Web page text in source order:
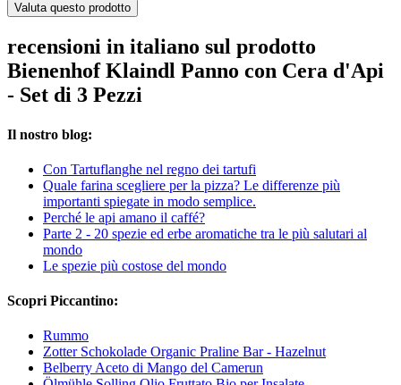
Valuta questo prodotto
recensioni in italiano sul prodotto
Bienenhof Klaindl Panno con Cera d'Api
- Set di 3 Pezzi
Il nostro blog:
Con Tartuflanghe nel regno dei tartufi
Quale farina scegliere per la pizza? Le differenze più
importanti spiegate in modo semplice.
Perché le api amano il caffé?
Parte 2 - 20 spezie ed erbe aromatiche tra le più salutari al
mondo
Le spezie più costose del mondo
Scopri Piccantino:
Rummo
Zotter Schokolade Organic Praline Bar - Hazelnut
Belberry Aceto di Mango del Camerun